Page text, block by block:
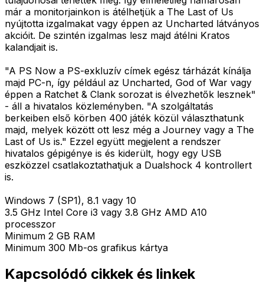
már a monitorjainkon is átélhetjük a The Last of Us
nyújtotta izgalmakat vagy éppen az Uncharted látványos
akcióit. De szintén izgalmas lesz majd átélni Kratos
kalandjait is.
"A PS Now a PS-exkluzív címek egész tárházát kínálja
majd PC-n, így például az Uncharted, God of War vagy
éppen a Ratchet & Clank sorozat is élvezhetők lesznek"
- áll a hivatalos közleményben. "A szolgáltatás
berkeiben első körben 400 játék közül választhatunk
majd, melyek között ott lesz még a Journey vagy a The
Last of Us is." Ezzel együtt megjelent a rendszer
hivatalos gépigénye is és kiderült, hogy egy USB
eszközzel csatlakoztathatjuk a Dualshock 4 kontrollert
is.
Windows 7 (SP1), 8.1 vagy 10
3.5 GHz Intel Core i3 vagy 3.8 GHz AMD A10
processzor
Minimum 2 GB RAM
Minimum 300 Mb-os grafikus kártya
Kapcsolódó cikkek és linkek